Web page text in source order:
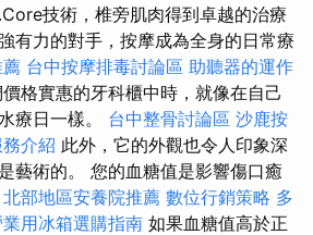
技術，椎旁肌肉得到卓越的治療
有力的對手，按摩成為全身的日常療
台中按摩排毒討論區 助聽器的運作
格實惠的牙科櫃中時，就像在自己
療日一樣。 台中整骨討論區 沙鹿按
介紹 此外，它的外觀也令人印象深
藝術的。 您的血糖值是影響傷口癒
北部地區安養院推薦 數位行銷策略 多
用冰箱選購指南 如果血糖值高於正